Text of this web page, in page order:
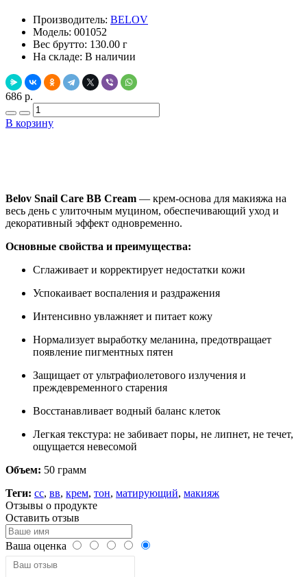
Производитель: BELOV
Модель: 001052
Вес брутто: 130.00 г
На складе: В наличии
686 р.
В корзину
Belov Snail Care BB Cream — крем-основа для макияжа на
весь день с улиточным муцином, обеспечивающий уход и
декоративный эффект одновременно.
Основные свойства и преимущества:
Сглаживает и корректирует недостатки кожи
Успокаивает воспаления и раздражения
Интенсивно увлажняет и питает кожу
Нормализует выработку меланина, предотвращает
появление пигментных пятен
Защищает от ультрафиолетового излучения и
преждевременного старения
Восстанавливает водный баланс клеток
Легкая текстура: не забивает поры, не липнет, не течет,
ощущается невесомой
Объем: 50 грамм
Теги: сс, вв, крем, тон, матирующий, макияж
Отзывы о продукте
Оставить отзыв
Ваша оценка